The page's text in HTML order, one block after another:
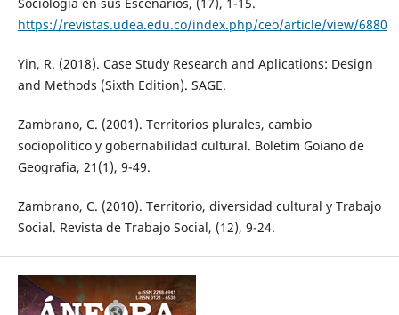
https://revistas.udea.edu.co/index.php/ceo/article/view/6880
Yin, R. (2018). Case Study Research and Aplications: Design
and Methods (Sixth Edition). SAGE.
Zambrano, C. (2001). Territorios plurales, cambio
sociopolítico y gobernabilidad cultural. Boletim Goiano de
Geografia, 21(1), 9-49.
Zambrano, C. (2010). Territorio, diversidad cultural y Trabajo
Social. Revista de Trabajo Social, (12), 9-24.